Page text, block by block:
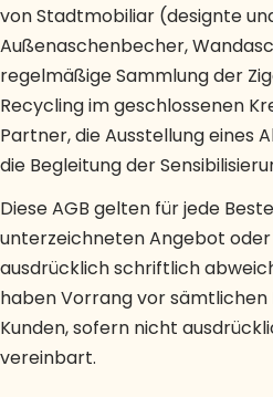
von Stadtmobiliar (designte
Außenaschenbecher,
regelmäßige Sammlung der
Recycling im geschlossenen
Partner, die Ausstellung eines
die Begleitung der
Diese AGB gelten für jede
unterzeichneten Angebot
ausdrücklich schriftlich
haben Vorrang vor sämtlichen
Kunden, sofern nicht
vereinbart.